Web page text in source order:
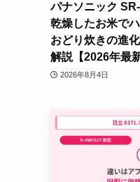
パナソニック
乾燥したお米で
おどり炊きの進
解説【2026年最新
2026年8月4日